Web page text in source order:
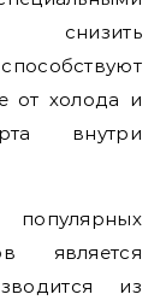
снизить
от холода и
внутри
является
из